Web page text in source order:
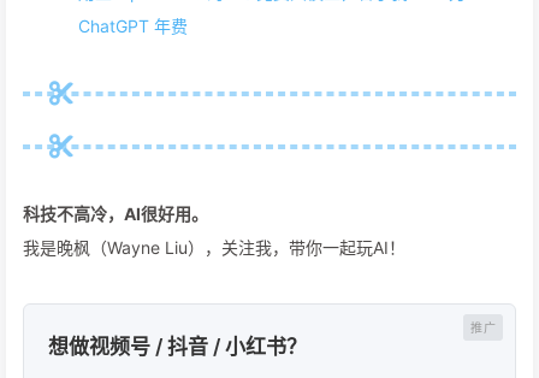
ChatGPT 年费
科技不高冷，AI很好用。
我是晚枫（Wayne Liu），关注我，带你一起玩AI！
想做视频号 / 抖音 / 小红书？